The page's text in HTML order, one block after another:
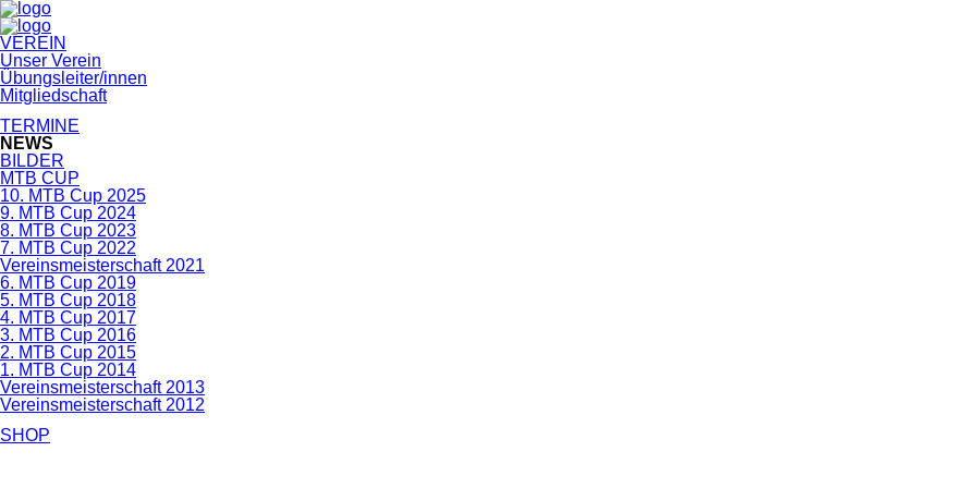
Navigation
überspringen
VEREIN
Unser Verein
Übungsleiter/innen
Mitgliedschaft
TERMINE
NEWS
BILDER
MTB CUP
10. MTB Cup 2025
9. MTB Cup 2024
8. MTB Cup 2023
7. MTB Cup 2022
Vereinsmeisterschaft 2021
6. MTB Cup 2019
5. MTB Cup 2018
4. MTB Cup 2017
3. MTB Cup 2016
2. MTB Cup 2015
1. MTB Cup 2014
Vereinsmeisterschaft 2013
Vereinsmeisterschaft 2012
SHOP